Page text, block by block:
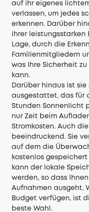
auf ihr eigenes
verlassen, um jedes
erkennen. Darüber
ihrer leistungsstarken
Lage, durch die
Familienmitgliedern
was Ihre Sicherheit
kann.
Darüber hinaus ist
ausgestattet, das für
Stunden Sonnenlicht
nur Zeit beim
Stromkosten. Auch
beeindruckend. Sie
auf dem die
kostenlos
kann der lokale
werden, so dass
Aufnahmen ausgeht.
Budget verfügen, ist
beste Wahl.